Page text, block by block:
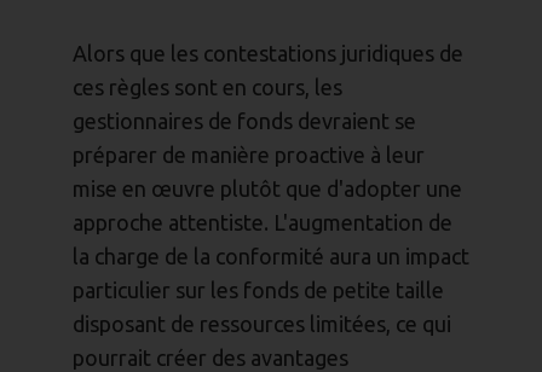
Alors que les contestations juridiques de
ces règles sont en cours, les
gestionnaires de fonds devraient se
préparer de manière proactive à leur
mise en œuvre plutôt que d'adopter une
approche attentiste. L'augmentation de
la charge de la conformité aura un impact
particulier sur les fonds de petite taille
disposant de ressources limitées, ce qui
pourrait créer des avantages